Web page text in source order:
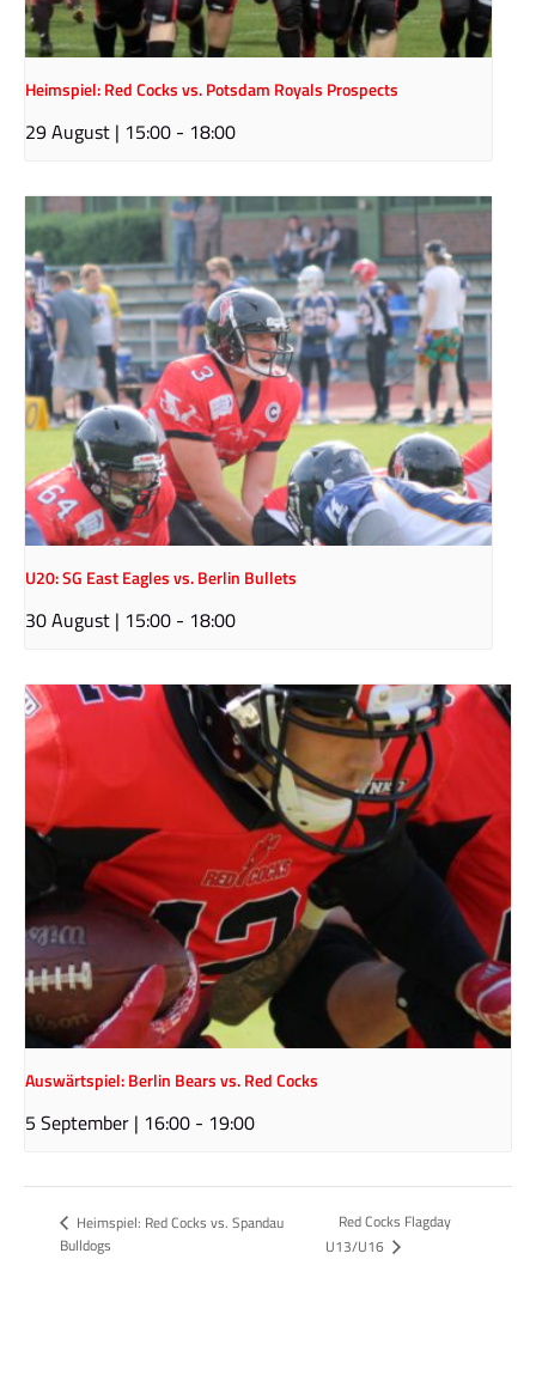
Heimspiel: Red Cocks vs. Potsdam Royals Prospects
29 August | 15:00 - 18:00
U20: SG East Eagles vs. Berlin Bullets
30 August | 15:00 - 18:00
Auswärtspiel: Berlin Bears vs. Red Cocks
5 September | 16:00 - 19:00
Heimspiel: Red Cocks vs. Spandau
Bulldogs
Red Cocks Flagday
U13/U16